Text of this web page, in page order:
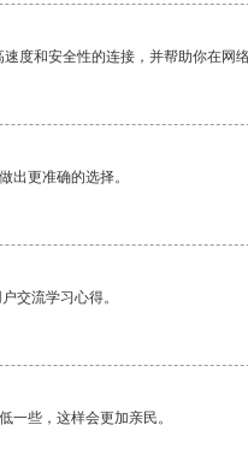
度和安全性的连接，并帮助你在网络
出更准确的选择。
交流学习心得。
一些，这样会更加亲民。